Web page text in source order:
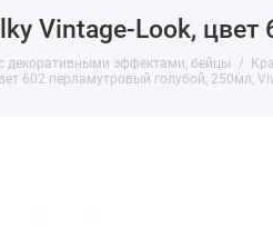
Vintage-Look,
декоративными эффектами, бейцы
602 перламутровый голубой, 250мл,